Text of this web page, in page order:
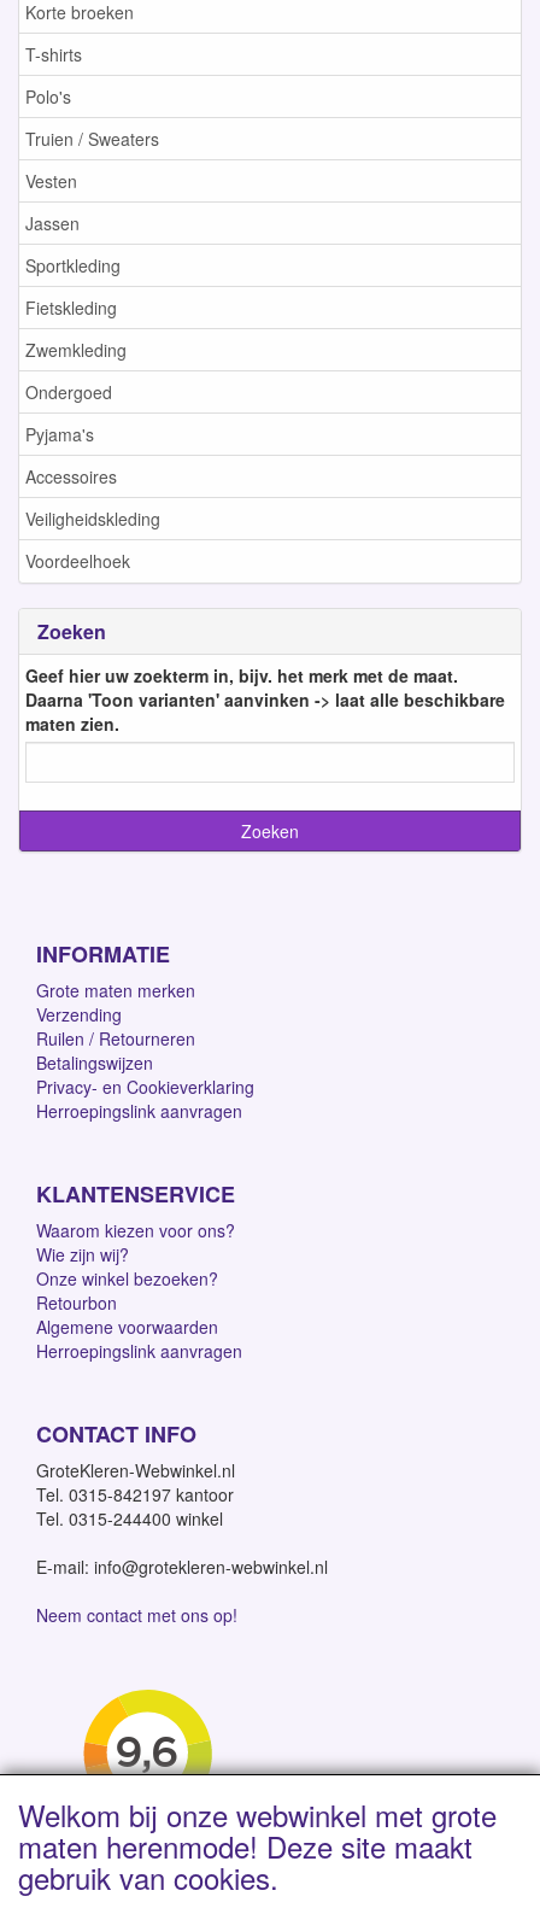
Korte broeken
T-shirts
Polo's
Truien / Sweaters
Vesten
Jassen
Sportkleding
Fietskleding
Zwemkleding
Ondergoed
Pyjama's
Accessoires
Veiligheidskleding
Voordeelhoek
Zoeken
Geef hier uw zoekterm in, bijv. het merk met de maat.
Daarna 'Toon varianten' aanvinken -> laat alle beschikbare
maten zien.
INFORMATIE
Grote maten merken
Verzending
Ruilen / Retourneren
Betalingswijzen
Privacy- en Cookieverklaring
Herroepingslink aanvragen
KLANTENSERVICE
Waarom kiezen voor ons?
Wie zijn wij?
Onze winkel bezoeken?
Retourbon
Algemene voorwaarden
Herroepingslink aanvragen
CONTACT INFO
GroteKleren-Webwinkel.nl
Tel. 0315-842197 kantoor
Tel. 0315-244400 winkel
E-mail: info@grotekleren-webwinkel.nl
Neem contact met ons op!
Welkom bij onze webwinkel met grote
maten herenmode! Deze site maakt
gebruik van cookies.